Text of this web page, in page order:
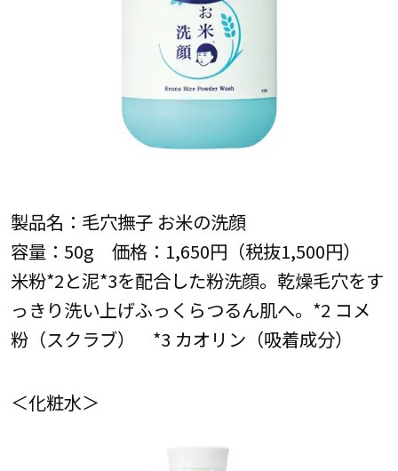
製品名：毛穴撫子 お米の洗顔
容量：50g 価格：1,650円（税抜1,500円）
米粉*2と泥*3を配合した粉洗顔。乾燥毛穴をす
っきり洗い上げふっくらつるん肌へ。*2 コメ
粉（スクラブ） *3 カオリン（吸着成分）
＜化粧水＞